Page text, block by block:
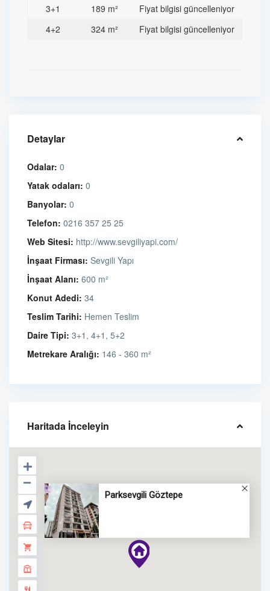
3+1 189 m²
Fiyat bilgisi güncelleniyor
4+2
324 m² Fiyat bilgisi güncelleniyor
Detaylar
Odalar: 0
Yatak odaları: 0
Banyolar: 0
Telefon: 0216 357 25 25
Web Sitesi: http://www.sevgiliyapi.com/
İnşaat Firması: Sevgili Yapı
İnşaat Alanı: 600 m²
Konut Adedi: 34
Teslim Tarihi: Hemen Teslim
Daire Tipi: 3+1, 4+1, 5+2
Metrekare Aralığı: 146 - 360 m²
Haritada İnceleyin
Parksevgili Göztepe